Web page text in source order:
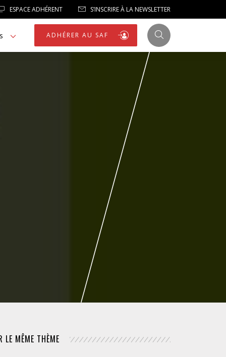
ESPACE ADHÉRENT S’INSCRIRE À LA NEWSLETTER
ADHÉRER AU SAF
POLICE / MAINTIEN DE L'ORDRE
PROCÉDURE CIVILE
LE MÊME THÈME